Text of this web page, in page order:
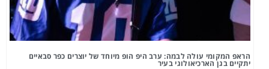
הראפ המקומי עולה לבמה: ערב היפ הופ מיוחד של יוצרים כפר סבאיים
יתקיים בגן הארכיאולוגי בעיר